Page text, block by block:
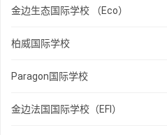
金边生态国际学校 （Eco）
柏威国际学校
Paragon国际学校
金边法国国际学校（EFI）